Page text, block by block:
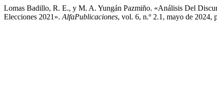
Lomas Badillo, R. E., y M. A. Yungán Pazmiño. «Análisis Del
Elecciones 2021». AlfaPublicaciones, vol. 6, n.º 2.1, mayo de